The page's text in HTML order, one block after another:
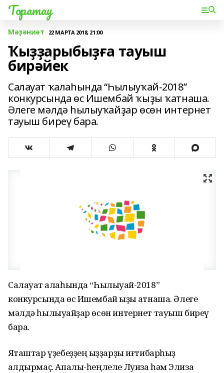
Торатау
Мәҙәниәт 22 МАРТА 2018, 21:00
Ҡыҙҙарыбыҙға тауыш
бирәйек
Салауат ҡалаһында “Һылыуҡай-2018”
конкурсында өс Ишембай ҡыҙы ҡатнаша.
Әлеге мәлдә һылыуҡайҙар өсөн интернет
тауыш биреү бара.
Салауат ҡалаһында “Һылыуҡай-2018”
конкурсында өс Ишембай ҡыҙы ҡатнаша. Әлеге
мәлдә һылыуҡайҙар өсөн интернет тауыш биреү
бара.
Яҡташтар үҙебеҙҙең ҡыҙҙарҙы иғтибарһыҙ
ҡалдырмаҫ. Апалы-һеңлеле Луиза һәм Элиза